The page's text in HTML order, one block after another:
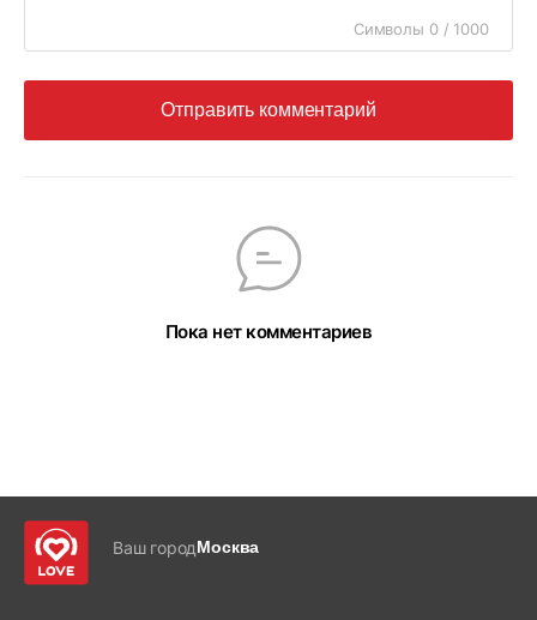
Символы 0 / 1000
Отправить комментарий
Пока нет комментариев
Ваш городМосква